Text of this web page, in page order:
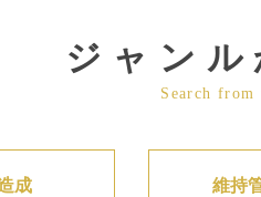
ジャンル
Search from
成 維持